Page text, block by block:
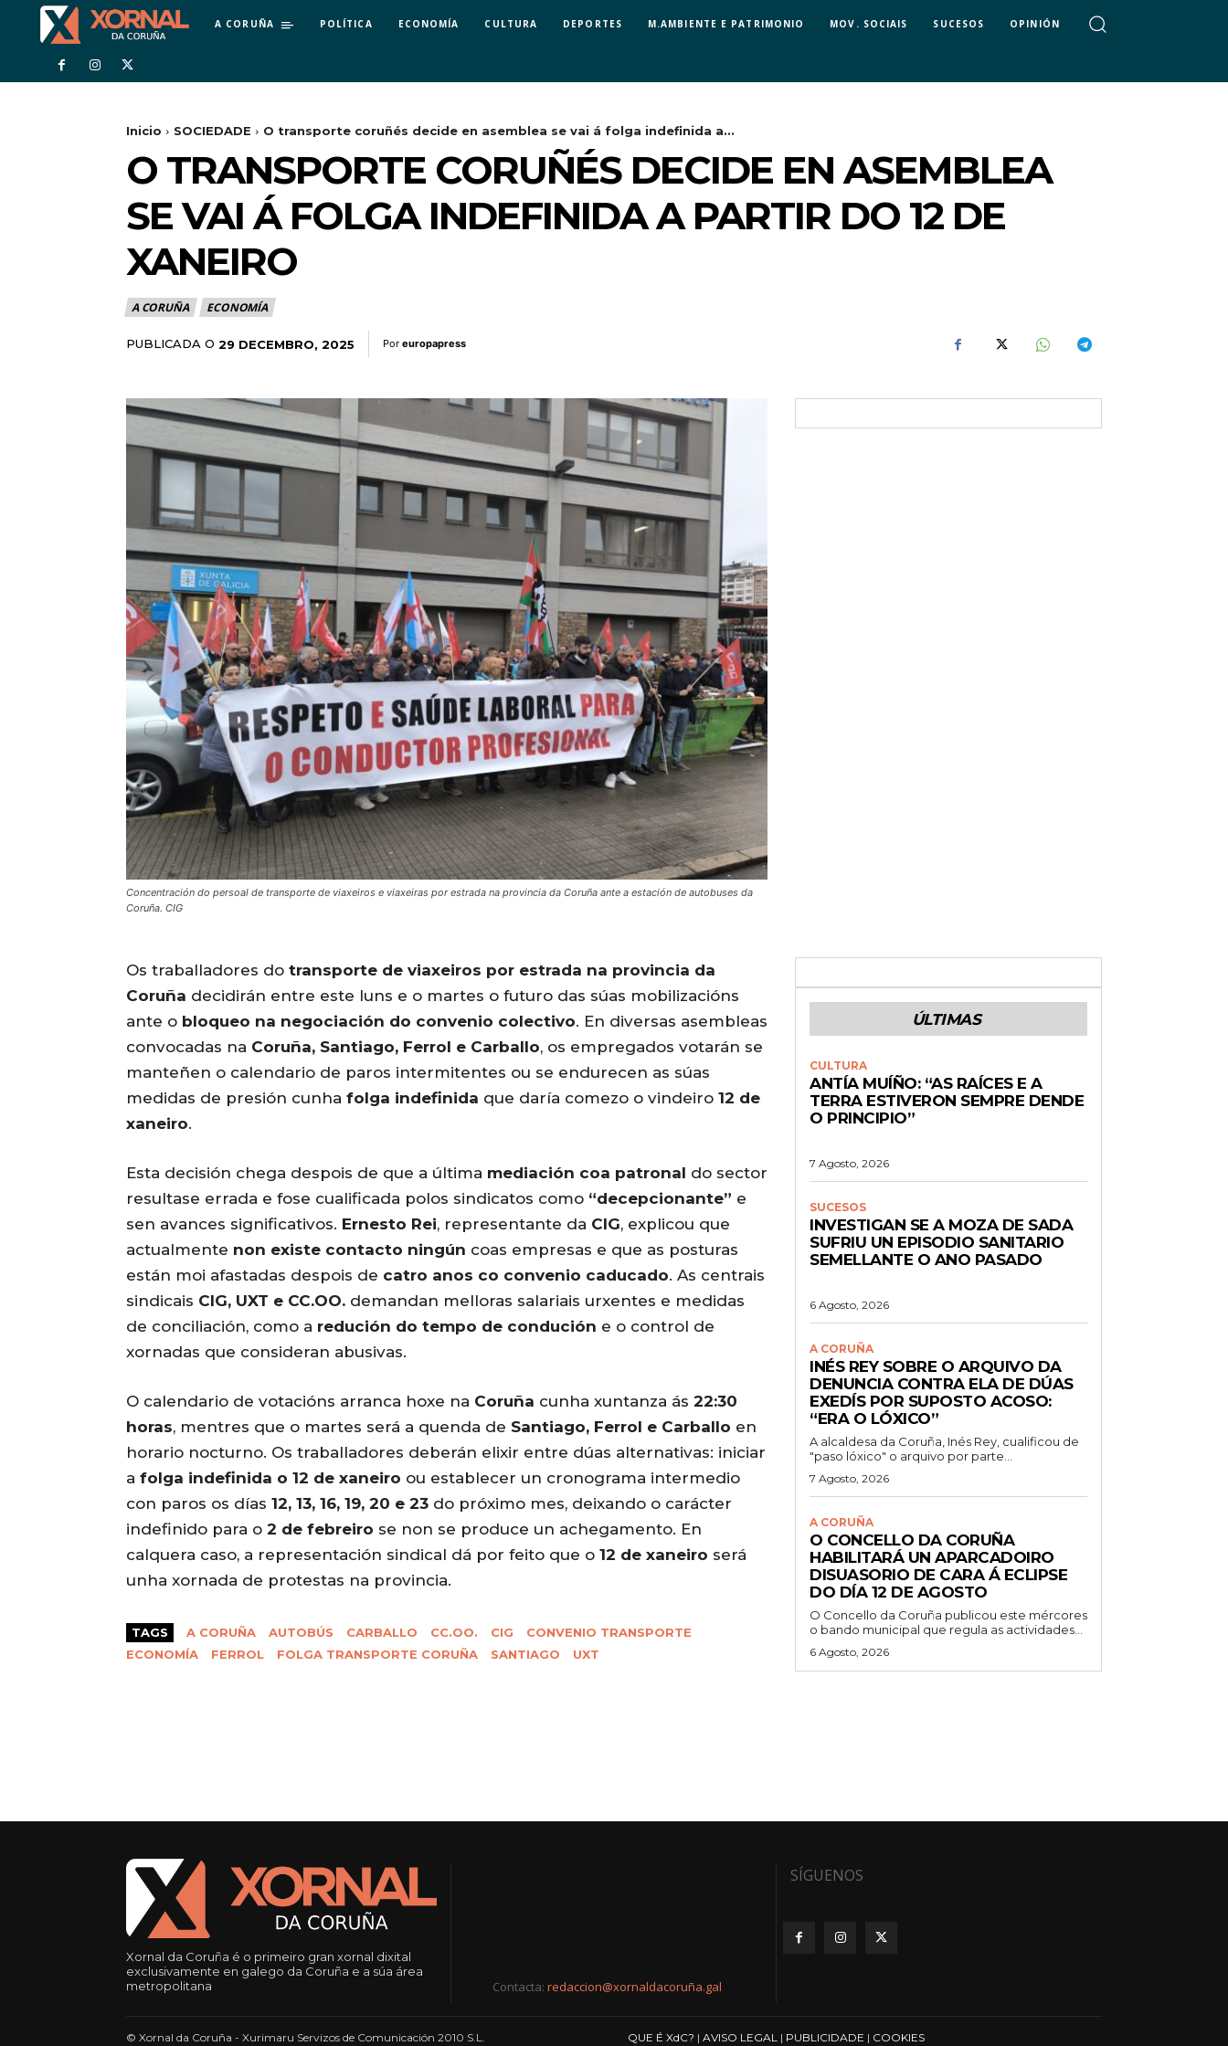
A CORUÑA POLÍTICA ECONOMÍA CULTURA DEPORTES M.AMBIENTE E PATRIMONIO MOV. SOCIAIS SUCESOS OPINIÓN
Inicio SOCIEDADE O transporte coruñés decide en asemblea se vai á folga indefinida a...
O TRANSPORTE CORUÑÉS DECIDE EN ASEMBLEA
SE VAI Á FOLGA INDEFINIDA A PARTIR DO 12 DE
XANEIRO
A CORUÑA ECONOMÍA
PUBLICADA O 29 DECEMBRO, 2025 Por europapress
Concentración do persoal de transporte de viaxeiros e viaxeiras por estrada na provincia da Coruña ante a estación de autobuses da
Coruña. CIG
Os traballadores do transporte de viaxeiros por estrada na provincia da
Coruña decidirán entre este luns e o martes o futuro das súas mobilizacións
ante o bloqueo na negociación do convenio colectivo. En diversas asembleas
convocadas na Coruña, Santiago, Ferrol e Carballo, os empregados votarán se
manteñen o calendario de paros intermitentes ou se endurecen as súas
medidas de presión cunha folga indefinida que daría comezo o vindeiro 12 de
xaneiro.
Esta decisión chega despois de que a última mediación coa patronal do sector
resultase errada e fose cualificada polos sindicatos como “decepcionante” e
sen avances significativos. Ernesto Rei, representante da CIG, explicou que
actualmente non existe contacto ningún coas empresas e que as posturas
están moi afastadas despois de catro anos co convenio caducado. As centrais
sindicais CIG, UXT e CC.OO. demandan melloras salariais urxentes e medidas
de conciliación, como a redución do tempo de condución e o control de
xornadas que consideran abusivas.
O calendario de votacións arranca hoxe na Coruña cunha xuntanza ás 22:30
horas, mentres que o martes será a quenda de Santiago, Ferrol e Carballo en
horario nocturno. Os traballadores deberán elixir entre dúas alternativas: iniciar
a folga indefinida o 12 de xaneiro ou establecer un cronograma intermedio
con paros os días 12, 13, 16, 19, 20 e 23 do próximo mes, deixando o carácter
indefinido para o 2 de febreiro se non se produce un achegamento. En
calquera caso, a representación sindical dá por feito que o 12 de xaneiro será
unha xornada de protestas na provincia.
TAGS A CORUÑA AUTOBÚS CARBALLO CC.OO. CIG
CONVENIO TRANSPORTE
ECONOMÍA
FERROL FOLGA TRANSPORTE CORUÑA SANTIAGO UXT
ÚLTIMAS
CULTURA
ANTÍA MUÍÑO: “AS RAÍCES E A
TERRA ESTIVERON SEMPRE DENDE
O PRINCIPIO”
7 Agosto, 2026
SUCESOS
INVESTIGAN SE A MOZA DE SADA
SUFRIU UN EPISODIO SANITARIO
SEMELLANTE O ANO PASADO
6 Agosto, 2026
A CORUÑA
INÉS REY SOBRE O ARQUIVO DA
DENUNCIA CONTRA ELA DE DÚAS
EXEDÍS POR SUPOSTO ACOSO:
“ERA O LÓXICO”
A alcaldesa da Coruña, Inés Rey, cualificou de
"paso lóxico" o arquivo por parte...
7 Agosto, 2026
A CORUÑA
O CONCELLO DA CORUÑA
HABILITARÁ UN APARCADOIRO
DISUASORIO DE CARA Á ECLIPSE
DO DÍA 12 DE AGOSTO
O Concello da Coruña publicou este mércores
o bando municipal que regula as actividades...
6 Agosto, 2026
Xornal da Coruña é o primeiro gran xornal dixital
exclusivamente en galego da Coruña e a súa área
metropolitana
Contacta: redaccion@xornaldacoruña.gal
SÍGUENOS
© Xornal da Coruña - Xurimaru Servizos de Comunicación 2010 S.L. QUE É XdC? | AVISO LEGAL | PUBLICIDADE | COOKIES